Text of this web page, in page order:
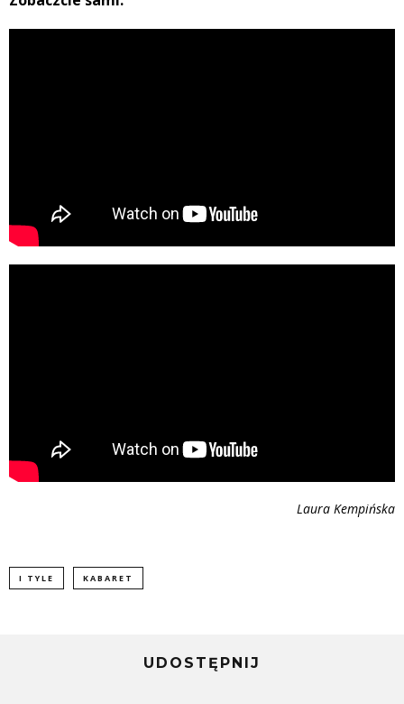
Laura Kempińska
I TYLE KABARET
UDOSTĘPNIJ